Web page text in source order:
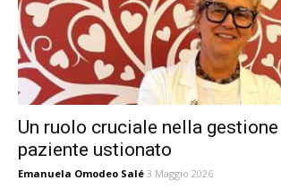
Un ruolo cruciale nella
paziente ustionato
Emanuela Omodeo Salé 3 Maggio 2026